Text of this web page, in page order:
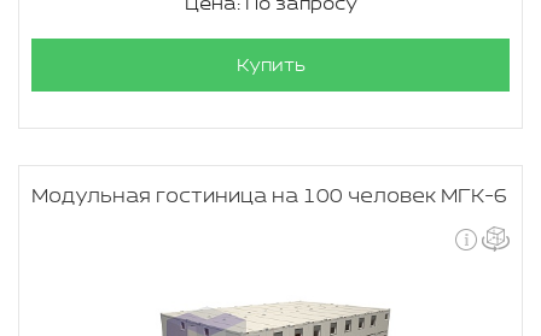
Цена: По запросу
Купить
Модульная гостиница на 100 человек МГК-6